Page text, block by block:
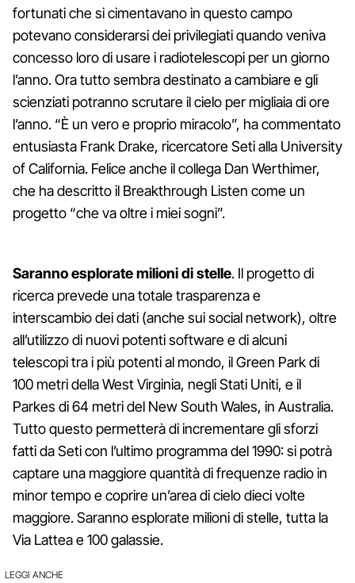
fortunati che si cimentavano in questo campo
potevano considerarsi dei privilegiati quando veniva
concesso loro di usare i radiotelescopi per un giorno
l’anno. Ora tutto sembra destinato a cambiare e gli
scienziati potranno scrutare il cielo per migliaia di ore
l’anno. “È un vero e proprio miracolo”, ha commentato
entusiasta Frank Drake, ricercatore Seti alla University
of California. Felice anche il collega Dan Werthimer,
che ha descritto il Breakthrough Listen come un
progetto “che va oltre i miei sogni”.
Saranno esplorate milioni di stelle. Il progetto di
ricerca prevede una totale trasparenza e
interscambio dei dati (anche sui social network), oltre
all’utilizzo di nuovi potenti software e di alcuni
telescopi tra i più potenti al mondo, il Green Park di
100 metri della West Virginia, negli Stati Uniti, e il
Parkes di 64 metri del New South Wales, in Australia.
Tutto questo permetterà di incrementare gli sforzi
fatti da Seti con l’ultimo programma del 1990: si potrà
captare una maggiore quantità di frequenze radio in
minor tempo e coprire un’area di cielo dieci volte
maggiore. Saranno esplorate milioni di stelle, tutta la
Via Lattea e 100 galassie.
LEGGI ANCHE